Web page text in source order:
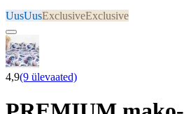
UusUusExclusiveExclusive
4,9(9 ülevaated)